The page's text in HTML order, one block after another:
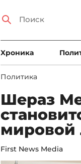
Xроника
Политика
Шераз
мировой
First News Media